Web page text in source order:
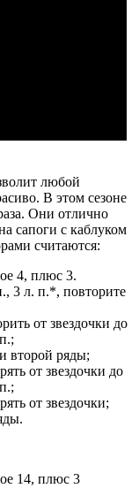
любой
В этом сезоне
Они отлично
сапоги с каблуком
считаются:
4, плюс 3.
3 л. п.*, повторите
от звездочки до
второй ряды;
от звездочки до
от звездочки;
14, плюс 3